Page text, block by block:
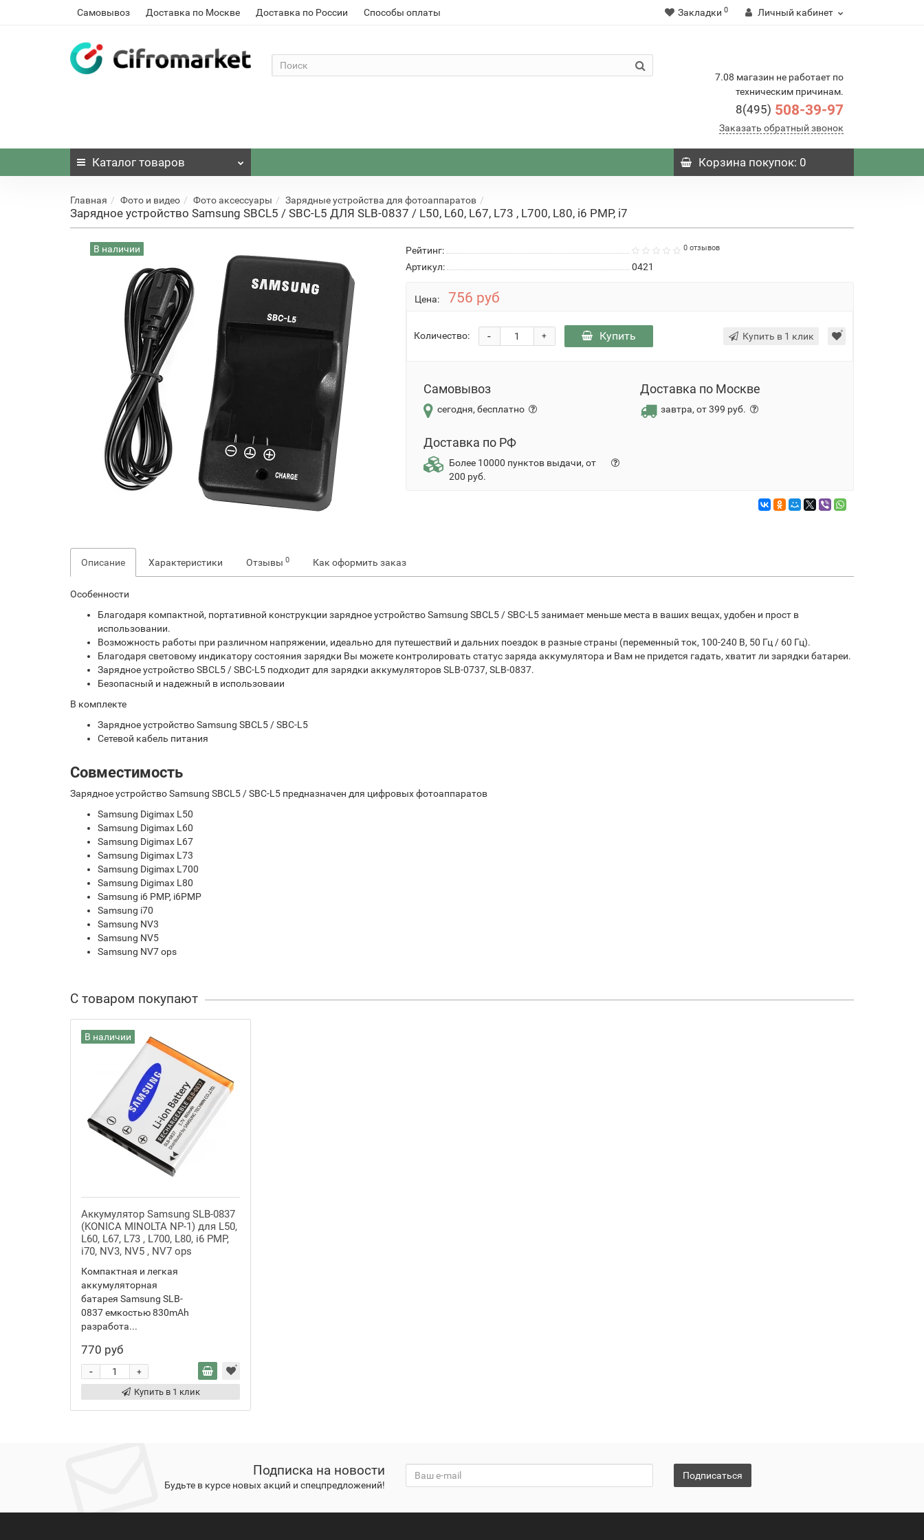
Самовывоз Доставка по Москве Доставка по России Способы оплаты Закладки 0 Личный кабинет
7.08 магазин не работает по
техническим причинам.
8(495) 508-39-97
Заказать обратный звонок
Каталог товаров Корзинапокупок: 0
Главная Фото и видео Фото аксессуары Зарядные устройства для фотоаппаратов
Зарядное устройство Samsung SBCL5 / SBC-L5 ДЛЯ SLB-0837 / L50, L60, L67, L73 , L700, L80, i6 PMP, i7
В наличии Рейтинг: 0 отзывов
Артикул: 0421
Цена: 756 руб
Количество: +
- Купить Купить в 1 клик
Самовывоз
сегодня, бесплатно
Доставка по Москве
завтра, от 399 руб.
Доставка по РФ
Более 10000 пунктов выдачи, от
200 руб.
Описание Характеристики Отзывы 0 Как оформить заказ
Особенности
Благодаря компактной, портативной конструкции зарядное устройство Samsung SBCL5 / SBC-L5 занимает меньше места в ваших вещах, удобен и прост в
использовании.
Возможность работы при различном напряжении, идеально для путешествий и дальних поездок в разные страны (переменный ток, 100-240 В, 50 Гц / 60 Гц).
Благодаря световому индикатору состояния зарядки Вы можете контролировать статус заряда аккумулятора и Вам не придется гадать, хватит ли зарядки батареи.
Зарядное устройство SBCL5 / SBC-L5 подходит для зарядки аккумуляторов SLB-0737, SLB-0837.
Безопасный и надежный в использоваии
В комплекте
Зарядное устройство Samsung SBCL5 / SBC-L5
Сетевой кабель питания
Совместимость
Зарядное устройство Samsung SBCL5 / SBC-L5 предназначен для цифровых фотоаппаратов
Samsung Digimax L50
Samsung Digimax L60
Samsung Digimax L67
Samsung Digimax L73
Samsung Digimax L700
Samsung Digimax L80
Samsung i6 PMP, i6PMP
Samsung i70
Samsung NV3
Samsung NV5
Samsung NV7 ops
С товаром покупают
В наличии
Аккумулятор Samsung SLB-0837
(KONICA MINOLTA NP-1) для L50,
L60, L67, L73 , L700, L80, i6 PMP,
i70, NV3, NV5 , NV7 ops
Компактная и легкая
аккумуляторная
батарея Samsung SLB-
0837 емкостью 830mAh
разработа...
770 руб
+
-
Купить в 1 клик
Подписка на новости
Будьте в курсе новых акций и спецпредложений!
Подписаться